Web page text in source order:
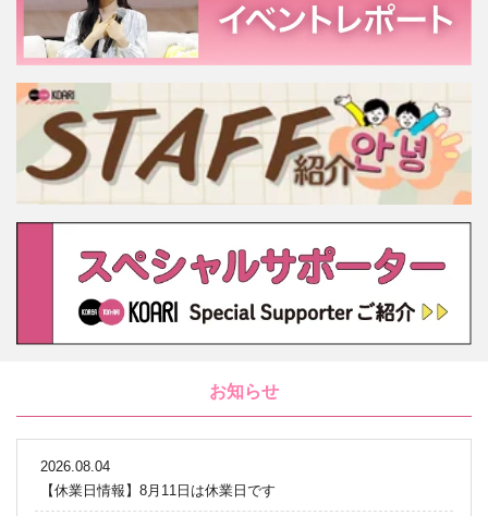
お知らせ
2026.08.04
【休業日情報】8月11日は休業日です